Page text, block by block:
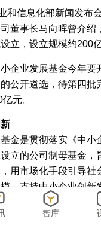
和信息化部新闻发布
董事长马向晖曾介绍
立，设立规模约200亿
企业发展基金今年要
公开遴选，待第四批
元。
金是贯彻落实《中小
立的公司制母基金，
用市场化手段引导社
，支持中小企业创新
可投资金的 80%用于
智库